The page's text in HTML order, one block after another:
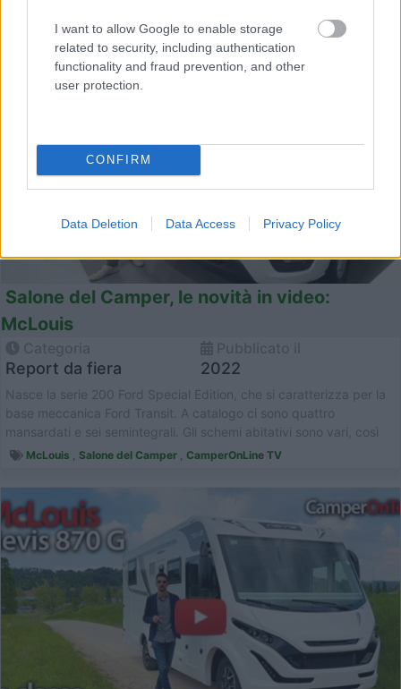
I want to allow Google to enable storage
related to security, including authentication
functionality and fraud prevention, and other
user protection.
CONFIRM
Data Deletion Data Access Privacy Policy
Salone del Camper, le novità in video:
McLouis
Report da fiera 2022
Nasce la serie 200 Ford Special Edition, che si caratterizza per la
base meccanica Ford Transit. A catalogo ci sono quattro
mansardati e sei semintegrali. Gli schemi abitativi sono vari, così
come le...
McLouis , Salone del Camper , CamperOnLine TV